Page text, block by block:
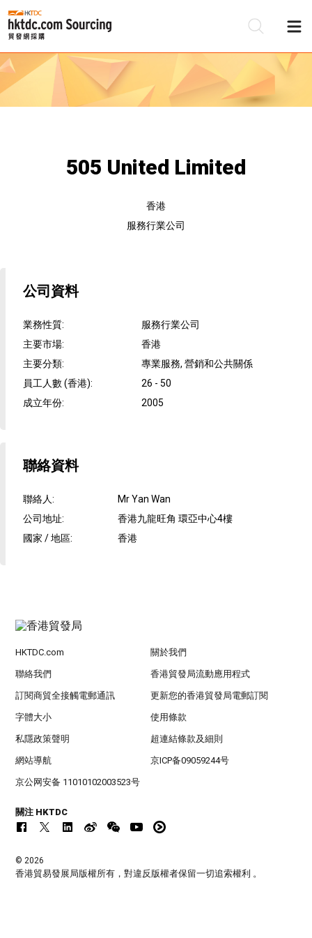
505 United Limited
香港
服務行業公司
公司資料
業務性質:
服務行業公司
主要市場:
香港
主要分類:
專業服務, 營銷和公共關係
員工人數 (香港):
26 - 50
成立年份: 2005
聯絡資料
聯絡人:
Mr Yan Wan
公司地址:
香港九龍旺角 環亞中心4樓
國家 / 地區: 香港
HKTDC.com 關於我們
聯絡我們 香港貿發局流動應用程式
訂閱商貿全接觸電郵通訊 更新您的香港貿發局電郵訂閱
字體大小 使用條款
私隱政策聲明 超連結條款及細則
網站導航 京ICP备09059244号
京公网安备 11010102003523号
關注 HKTDC
© 2026
香港貿易發展局版權所有，對違反版權者保留一切追索權利 。